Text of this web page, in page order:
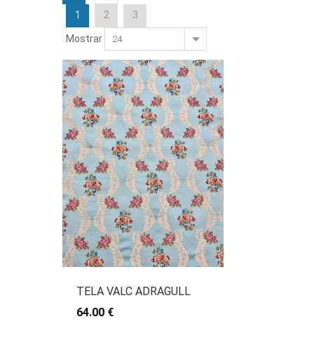
1 2 3
Mostrar
TELA VALC ADRAGULL
64.00 €